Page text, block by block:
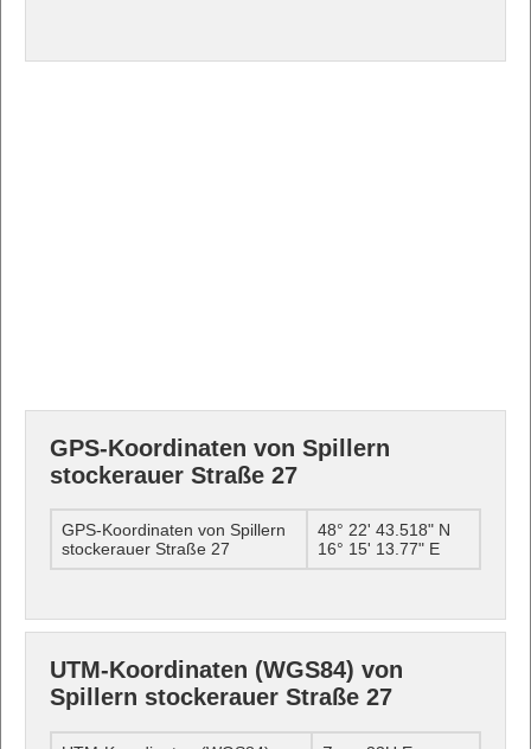
GPS-Koordinaten von Spillern
stockerauer Straße 27
GPS-Koordinaten von Spillern
stockerauer Straße 27
48° 22' 43.518" N
16° 15' 13.77" E
UTM-Koordinaten (WGS84) von
Spillern stockerauer Straße 27